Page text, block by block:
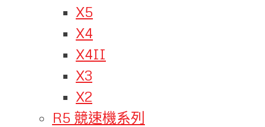
X5
X4
X4II
X3
X2
R5 競速機系列